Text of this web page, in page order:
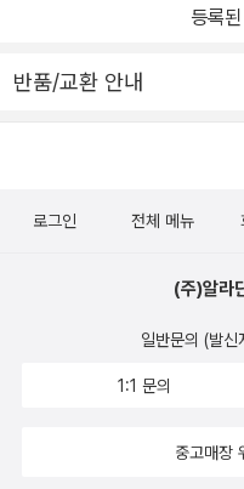
같아요^^공부할맛 나겠다~
어 학습지다보니 영어 발음을
D를 한번도 안들어봤다
이지로 끝나요!요 책 한권 끝
는데요기적의파닉스는 총 3
니다즉! 기적의파닉스로 파닉
고 완벽하게 마스터하는건 아
의파닉스 3개월이면 알파벳
등록
반품/교환 안내
로그인 전체 메뉴
(주)알라
일반문의 (발신
1:1 문의
중고매장